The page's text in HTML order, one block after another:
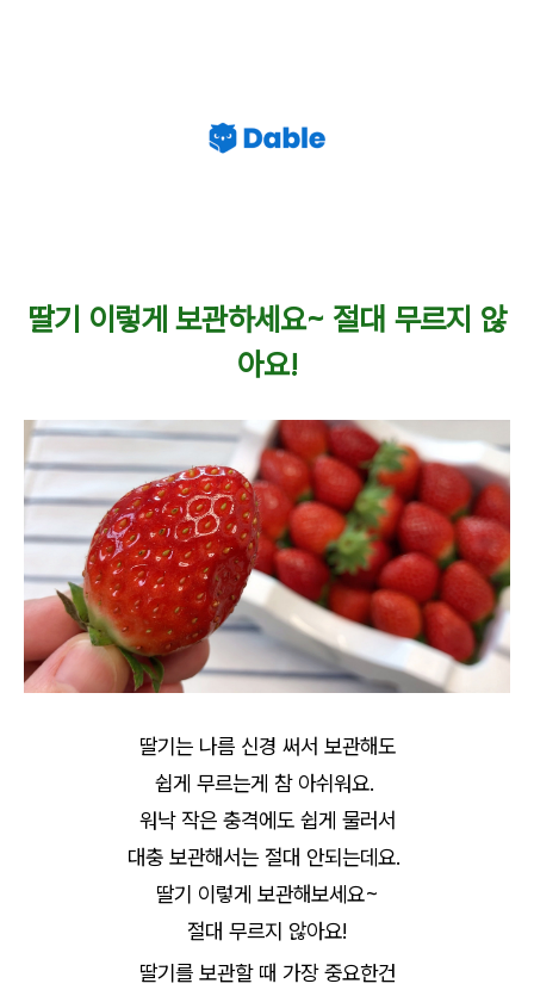
딸기 이렇게 보관하세요~ 절대 무르지 않
아요!
딸기는 나름 신경 써서 보관해도
쉽게 무르는게 참 아쉬워요.
워낙 작은 충격에도 쉽게 물러서
대충 보관해서는 절대 안되는데요.
딸기 이렇게 보관해보세요~
절대 무르지 않아요!
딸기를 보관할 때 가장 중요한건